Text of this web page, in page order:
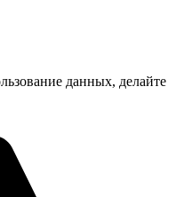
данных, делайте